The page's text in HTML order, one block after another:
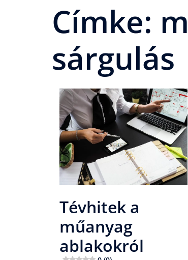
Címke:
sárgulás
Tévhitek a
műanyag
ablakokról